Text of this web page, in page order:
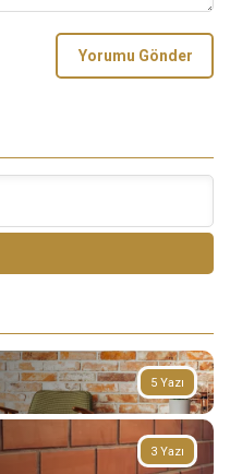
Yorumu Gönder
5 Yazı
3 Yazı